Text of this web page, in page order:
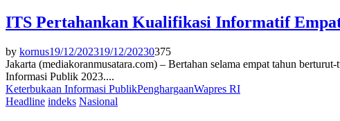
ITS Pertahankan Kualifikasi Informatif
by kornus19/12/202319/12/20230375
Jakarta (mediakoranmusatara.com) – Bertahan selama empat tahun
Informasi Publik 2023....
Keterbukaan Informasi PublikPenghargaanWapres RI
Headline indeks Nasional